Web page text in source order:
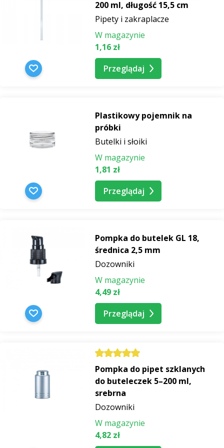
200 ml, długość 15,5 cm
Pipety i zakraplacze
W magazynie
1,16 zł
Przeglądaj
Plastikowy pojemnik na
próbki
Butelki i słoiki
W magazynie
1,81 zł
Przeglądaj
Pompka do butelek GL 18,
średnica 2,5 mm
Dozowniki
W magazynie
4,49 zł
Przeglądaj
Pompka do pipet szklanych
do buteleczek 5–200 ml,
srebrna
Dozowniki
W magazynie
4,82 zł